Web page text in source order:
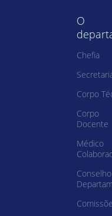
O
Chefia
Corpo
Corpo
Docente
Médico
Conselho